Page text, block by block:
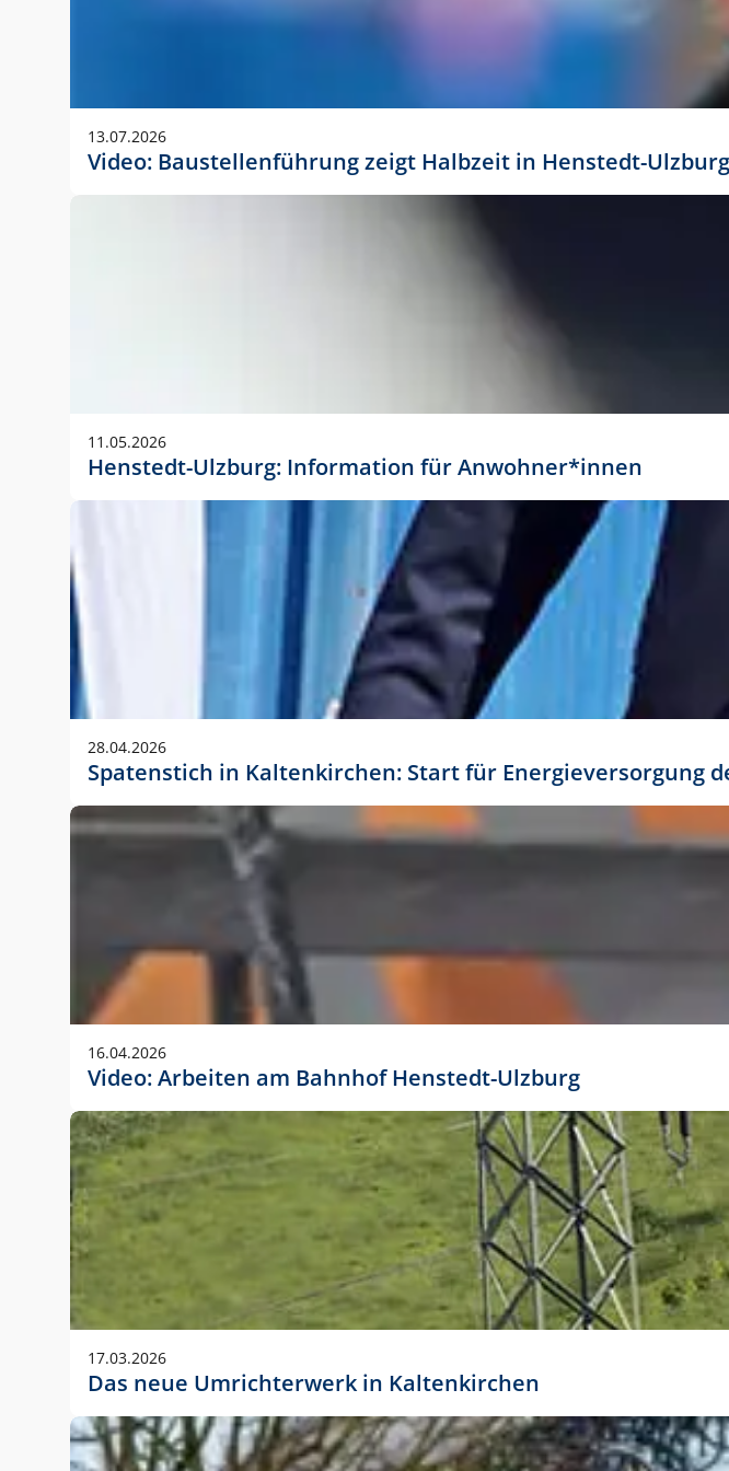
Anwendungsgröße im Layout:
Die Logohöhe beträgt 4 – 10 % der jeweiligen Formathöhe. Daraus ergeben
folgende fest definierte Anwendungsgrößen im Layout:
DIN A3 – 15 mm hoch (5 %)
DIN A1 – 39 mm hoch (5 %)
DIN lang – 10 mm hoch (5 %)
1080 x 1080 px – 78 px hoch (7 %)
In Ausnahmefällen darf das Logo jedoch auch größer oder kleiner gesetzt
stets der vorherigen Absprache mit der Marketingabteilung.
13.07.2026
Video: Baustellenführung zeigt Halbzeit in Henstedt-Ulzburg
11.05.2026
Henstedt-Ulzburg: Information für Anwohner*innen
28.04.2026
Spatenstich in Kaltenkirchen: Start für Energieversorgung
16.04.2026
Video: Arbeiten am Bahnhof Henstedt-Ulzburg
17.03.2026
Das neue Umrichterwerk in Kaltenkirchen